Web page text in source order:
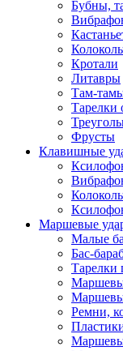
Бубны,
Кротали
Литавры
Там-
Тарелки
Фрусты
Клавишные
Маршевые
Малые
Бас-
Тарелки
Ремни,